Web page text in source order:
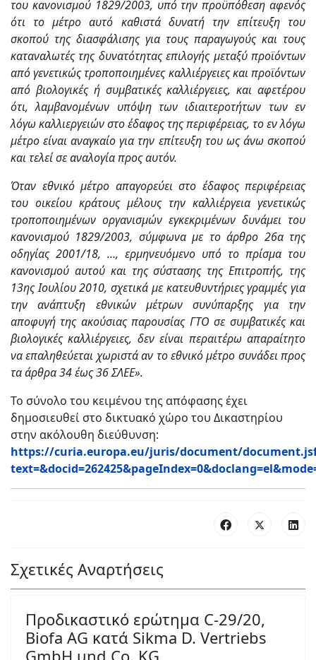
του κανονισμού 1829/2003, υπό την προϋπόθεση αφενός
ότι το μέτρο αυτό καθιστά δυνατή την επίτευξη του
σκοπού της διασφάλισης για τους παραγωγούς και τους
καταναλωτές της δυνατότητας επιλογής μεταξύ προϊόντων
από γενετικώς τροποποιημένες καλλιέργειες και προϊόντων
από βιολογικές ή συμβατικές καλλιέργειες, και αφετέρου
ότι, λαμβανομένων υπόψη των ιδιαιτεροτήτων των εν
λόγω καλλιεργειών στο έδαφος της περιφέρειας, το εν λόγω
μέτρο είναι αναγκαίο για την επίτευξη του ως άνω σκοπού
και τελεί σε αναλογία προς αυτόν.
Όταν εθνικό μέτρο απαγορεύει στο έδαφος περιφέρειας
του οικείου κράτους μέλους την καλλιέργεια γενετικώς
τροποποιημένων οργανισμών εγκεκριμένων δυνάμει του
κανονισμού 1829/2003, σύμφωνα με το άρθρο 26α της
οδηγίας 2001/18, …, ερμηνευόμενο υπό το πρίσμα του
κανονισμού αυτού και της σύστασης της Επιτροπής, της
13ης Ιουλίου 2010, σχετικά με κατευθυντήριες γραμμές για
την ανάπτυξη εθνικών μέτρων συνύπαρξης για την
αποφυγή της ακούσιας παρουσίας ΓΤΟ σε συμβατικές και
βιολογικές καλλιέργειες, δεν είναι περαιτέρω απαραίτητο
να επαληθεύεται χωριστά αν το εθνικό μέτρο συνάδει προς
τα άρθρα 34 έως 36 ΣΛΕΕ».
Το σύνολο του κειμένου της απόφασης έχει
δημοσιευθεί στο δικτυακό χώρο του Δικαστηρίου
στην ακόλουθη διεύθυνση:
https://curia.europa.eu/juris/document/
Σχετικές Αναρτήσεις
Προδικαστικό ερώτημα C-29/20,
Biofa AG κατά Sikma D. Vertriebs
GmbH und Co. KG